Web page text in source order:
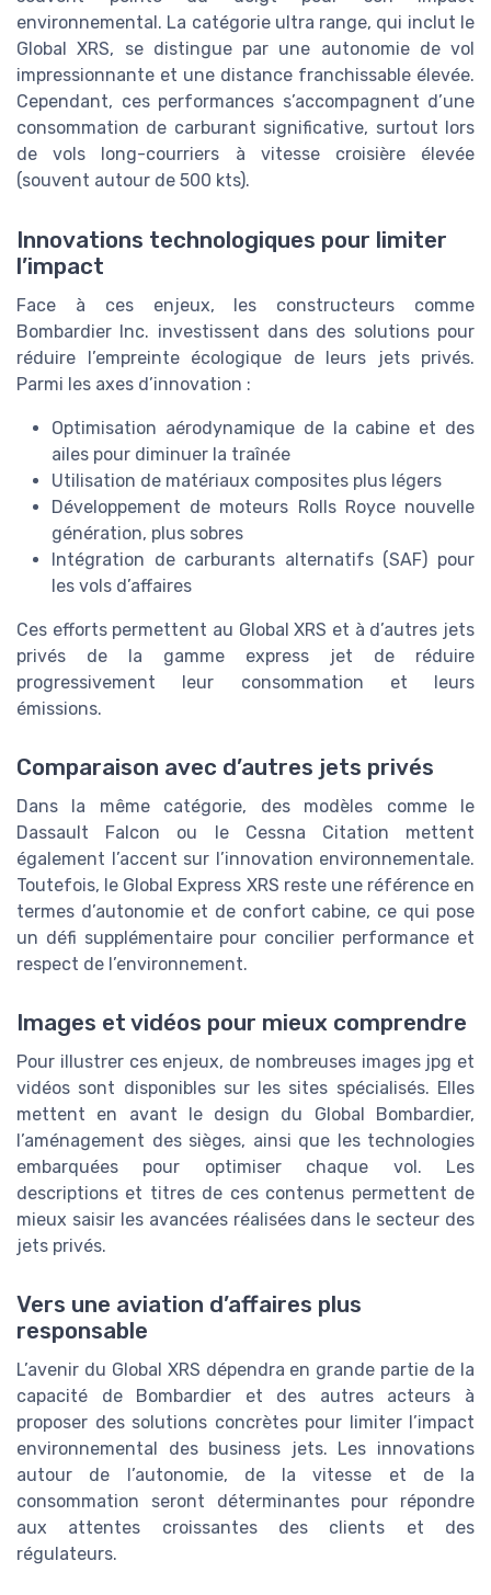
environnemental. La catégorie ultra range, qui inclut le
Global XRS, se distingue par une autonomie de vol
impressionnante et une distance franchissable élevée.
Cependant, ces performances s’accompagnent d’une
consommation de carburant significative, surtout lors
de vols long-courriers à vitesse croisière élevée
(souvent autour de 500 kts).
Innovations technologiques pour limiter
l’impact
Face à ces enjeux, les constructeurs comme
Bombardier Inc. investissent dans des solutions pour
réduire l’empreinte écologique de leurs jets privés.
Parmi les axes d’innovation :
Optimisation aérodynamique de la cabine et des
ailes pour diminuer la traînée
Utilisation de matériaux composites plus légers
Développement de moteurs Rolls Royce nouvelle
génération, plus sobres
Intégration de carburants alternatifs (SAF) pour
les vols d’affaires
Ces efforts permettent au Global XRS et à d’autres jets
privés de la gamme express jet de réduire
progressivement leur consommation et leurs
émissions.
Comparaison avec d’autres jets privés
Dans la même catégorie, des modèles comme le
Dassault Falcon ou le Cessna Citation mettent
également l’accent sur l’innovation environnementale.
Toutefois, le Global Express XRS reste une référence en
termes d’autonomie et de confort cabine, ce qui pose
un défi supplémentaire pour concilier performance et
respect de l’environnement.
Images et vidéos pour mieux comprendre
Pour illustrer ces enjeux, de nombreuses images jpg et
vidéos sont disponibles sur les sites spécialisés. Elles
mettent en avant le design du Global Bombardier,
l’aménagement des sièges, ainsi que les technologies
embarquées pour optimiser chaque vol. Les
descriptions et titres de ces contenus permettent de
mieux saisir les avancées réalisées dans le secteur des
jets privés.
Vers une aviation d’affaires plus
responsable
L’avenir du Global XRS dépendra en grande partie de la
capacité de Bombardier et des autres acteurs à
proposer des solutions concrètes pour limiter l’impact
environnemental des business jets. Les innovations
autour de l’autonomie, de la vitesse et de la
consommation seront déterminantes pour répondre
aux attentes croissantes des clients et des
régulateurs.